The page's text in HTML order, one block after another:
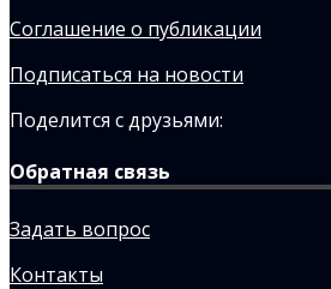
Соглашение о публикации
Подписаться на новости
Поделится с друзьями:
Обратная связь
Задать вопрос
Контакты